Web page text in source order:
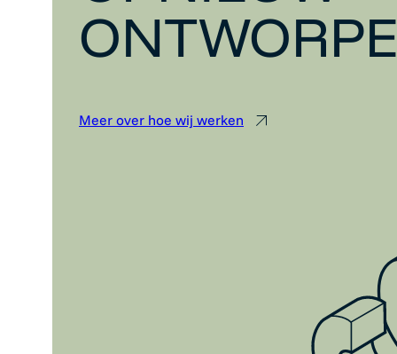
Meer over hoe wij werken